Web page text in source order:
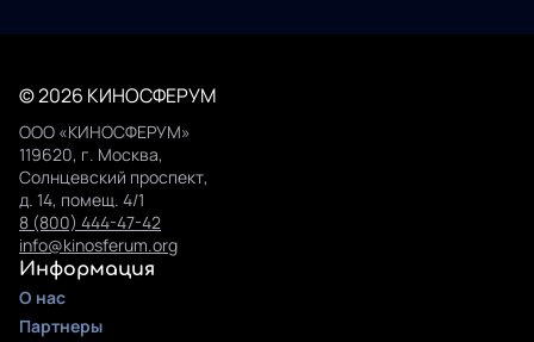
© 2026 КИНОСФЕРУМ
ООО «КИНОСФЕРУМ»
119620, г. Москва,
Солнцевский проспект,
д. 14, помещ. 4/1
8 (800) 444-47-42
info@kinosferum.org
Информация
О нас
Партнеры